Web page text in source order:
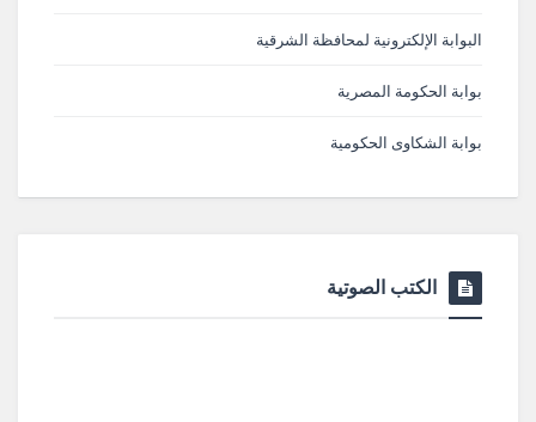
البوابة الإلكترونية لمحافظة الشرقية
بوابة الحكومة المصرية
بوابة الشكاوى الحكومية
الكتب الصوتية